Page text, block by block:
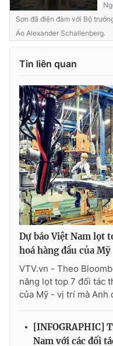
VTV4
VTV9
THỜI BÁO VTV
Theo dõi báo trên
Cơ quan chủ quản:
Đài
Cơ quan báo chí: Thời báo
Giấy phép hoạt động báo
cấp ngày 29/12/2023
Tổng Biên tập:Vũ Thanh
Tổng đài VTV:024.38 355
Sơn đã điện đàm với Bộ
Áo Alexander Schallenberg.
Tin liên quan
Dự báo Việt Nam lọt
hoá hàng đầu của Mỹ
VTV.vn - Theo
năng lọt top 7 đối tác
của Mỹ - vị trí mà Anh
[INFOGRAPHIC]
Nam với các đối